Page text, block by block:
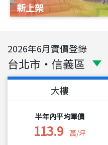
新上架
2026年6月實價登錄
台北市 ・ 信義區
大樓
半年內平均單價
113.9 萬/坪